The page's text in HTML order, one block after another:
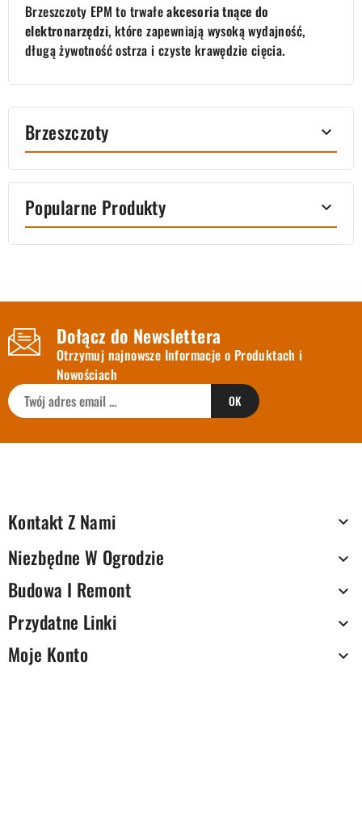
Brzeszczoty EPM to trwałeakcesoria tnące do
elektronarzędzi, które zapewniają wysoką wydajność,
długą żywotność ostrza i czyste krawędzie cięcia.
Brzeszczoty 
Popularne Produkty 
Dołącz do Newslettera
Otrzymuj najnowsze Informacje o Produktach i
Nowościach
Kontakt Z Nami 
Niezbędne W Ogrodzie 
Budowa I Remont 
Przydatne Linki 
Moje Konto 